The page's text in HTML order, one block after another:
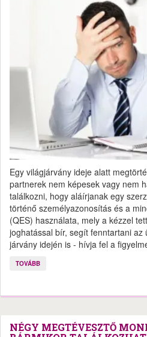
Egy világjárvány ideje alatt
partnerek nem képesek vagy nem
találkozni, hogy aláírjanak egy
történő személyazonosítás és a
(QES) használata, mely a kézzel
joghatással bír, segít fenntartani az
járvány idején is - hívja fel a
TOVÁBB
NÉGY MEGTÉVESZTŐ